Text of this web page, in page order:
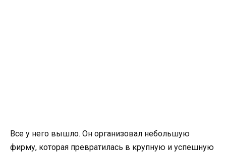
Все у него вышло. Он организовал небольшую
фирму, которая превратилась в крупную и успешную